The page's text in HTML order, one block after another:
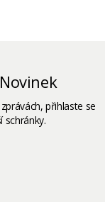
Novinek
přihlaste se
schránky.